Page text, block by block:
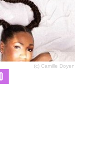
(c) Camille Doyen